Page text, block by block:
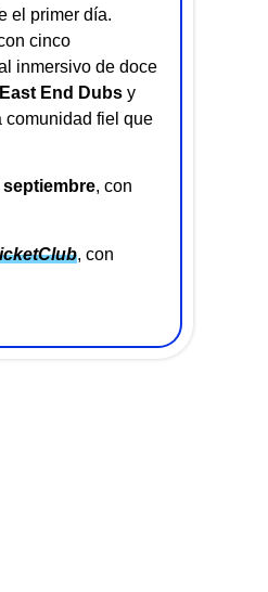
el primer día.
cinco
inmersivo de doce
East End Dubs y
comunidad fiel que
, con
, con